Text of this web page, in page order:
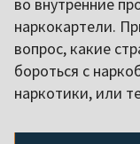
наркокартели.
вопрос, какие
бороться с
наркотики, или